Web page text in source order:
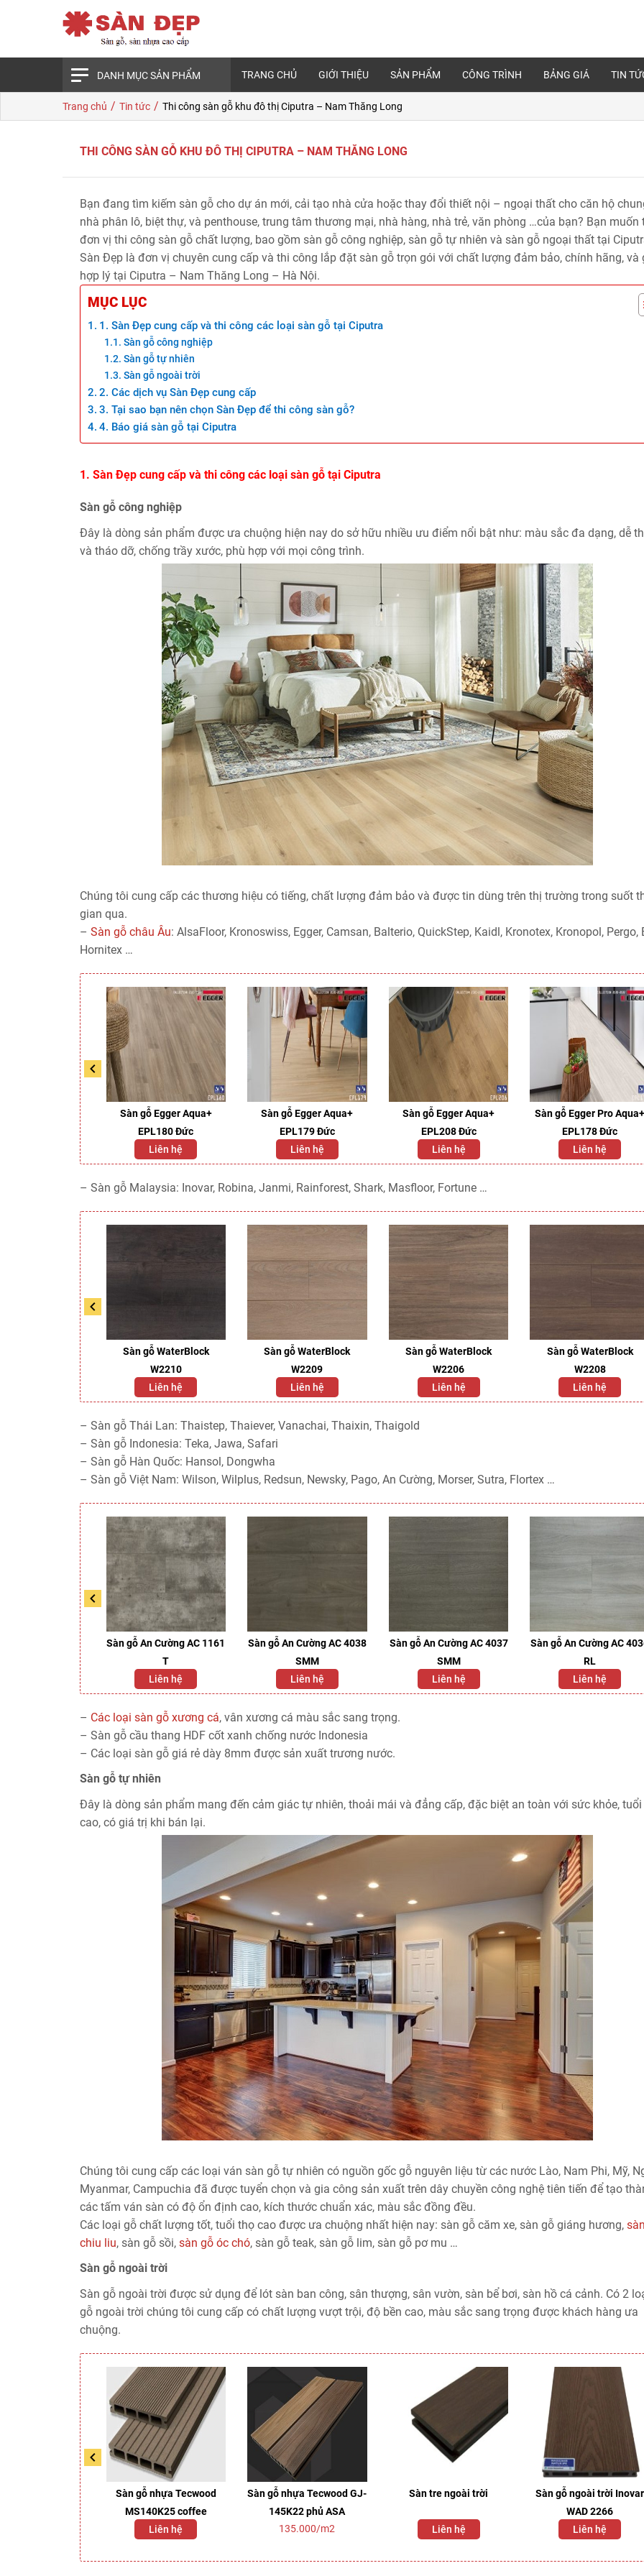
DANH MỤC SẢN PHẨM TRANG CHỦ GIỚI THIỆU SẢN PHẨM CÔNG TRÌNH BẢNG GIÁ TIN
Trang chủ / Tin tức / Thi công sàn gỗ khu đô thị Ciputra – Nam Thăng Long
THI CÔNG SÀN GỖ KHU ĐÔ THỊ CIPUTRA – NAM THĂNG LONG
Bạn đang tìm kiếm sàn gỗ cho dự án mới, cải tạo nhà cửa hoặc thay đổi thiết nội – ngoại thất cho căn hộ
nhà phân lô, biệt thự, và penthouse, trung tâm thương mại, nhà hàng, nhà trẻ, văn phòng …của bạn? Bạn muốn
đơn vị thi công sàn gỗ chất lượng, bao gồm sàn gỗ công nghiệp, sàn gỗ tự nhiên và sàn gỗ ngoại thất tại
Sàn Đẹp là đơn vị chuyên cung cấp và thi công lắp đặt sàn gỗ trọn gói với chất lượng đảm bảo, chính hãng, và
hợp lý tại Ciputra – Nam Thăng Long – Hà Nội.
MỤC LỤC
1. Sàn Đẹp cung cấp và thi công các loại sàn gỗ tại Ciputra
Sàn gỗ công nghiệp
Sàn gỗ tự nhiên
Sàn gỗ ngoài trời
2. Các dịch vụ Sàn Đẹp cung cấp
3. Tại sao bạn nên chọn Sàn Đẹp để thi công sàn gỗ?
4. Báo giá sàn gỗ tại Ciputra
1. Sàn Đẹp cung cấp và thi công các loại sàn gỗ tại Ciputra
Sàn gỗ công nghiệp
Đây là dòng sản phẩm được ưa chuộng hiện nay do sở hữu nhiều ưu điểm nổi bật như: màu sắc đa dạng, dễ
và tháo dỡ, chống trầy xước, phù hợp với mọi công trình.
Chúng tôi cung cấp các thương hiệu có tiếng, chất lượng đảm bảo và được tin dùng trên thị trường trong suốt
gian qua.
– Sàn gỗ châu Âu: AlsaFloor, Kronoswiss, Egger, Camsan, Balterio, QuickStep, Kaidl, Kronotex, Kronopol, Pergo,
Hornitex …
Sàn gỗ Egger Aqua+
EPL180 Đức
Liên hệ
Sàn gỗ Egger Aqua+
EPL179 Đức
Liên hệ
Sàn gỗ Egger Aqua+
EPL208 Đức
Liên hệ
Sàn gỗ Egger Pro Aqua+
EPL178 Đức
Liên hệ
– Sàn gỗ Malaysia: Inovar, Robina, Janmi, Rainforest, Shark, Masfloor, Fortune …
xương cá Floorbit
Sàn gỗ WaterBlock
W2210
Liên hệ
Sàn gỗ WaterBlock
W2209
Liên hệ
Sàn gỗ WaterBlock
W2206
Liên hệ
Sàn gỗ WaterBlock
W2208
Liên hệ
– Sàn gỗ Thái Lan: Thaistep, Thaiever, Vanachai, Thaixin, Thaigold
– Sàn gỗ Indonesia: Teka, Jawa, Safari
– Sàn gỗ Hàn Quốc: Hansol, Dongwha
– Sàn gỗ Việt Nam: Wilson, Wilplus, Redsun, Newsky, Pago, An Cường, Morser, Sutra, Flortex …
Cường AC 4027
Sàn gỗ An Cường AC 1161
T
Liên hệ
Sàn gỗ An Cường AC 4038
SMM
Liên hệ
Sàn gỗ An Cường AC 4037
SMM
Liên hệ
Sàn gỗ An Cường AC
RL
Liên hệ
– Các loại sàn gỗ xương cá, vân xương cá màu sắc sang trọng.
– Sàn gỗ cầu thang HDF cốt xanh chống nước Indonesia
– Các loại sàn gỗ giá rẻ dày 8mm được sản xuất trương nước.
Sàn gỗ tự nhiên
Đây là dòng sản phẩm mang đến cảm giác tự nhiên, thoải mái và đẳng cấp, đặc biệt an toàn với sức khỏe,
cao, có giá trị khi bán lại.
Chúng tôi cung cấp các loại ván sàn gỗ tự nhiên có nguồn gốc gỗ nguyên liệu từ các nước Lào, Nam Phi, Mỹ,
Myanmar, Campuchia đã được tuyển chọn và gia công sản xuất trên dây chuyền công nghệ tiên tiến để tạo
các tấm ván sàn có độ ổn định cao, kích thước chuẩn xác, màu sắc đồng đều.
Các loại gỗ chất lượng tốt, tuổi thọ cao được ưa chuộng nhất hiện nay: sàn gỗ căm xe, sàn gỗ giáng hương,
chiu liu, sàn gỗ sồi, sàn gỗ óc chó, sàn gỗ teak, sàn gỗ lim, sàn gỗ pơ mu …
Sàn gỗ ngoài trời
Sàn gỗ ngoài trời được sử dụng để lót sàn ban công, sân thượng, sân vườn, sàn bể bơi, sàn hồ cá cảnh. Có 2
gỗ ngoài trời chúng tôi cung cấp có chất lượng vượt trội, độ bền cao, màu sắc sang trọng được khách hàng ưa
chuộng.
Sàn gỗ nhựa Tecwood
MS140K25 coffee
Liên hệ
Sàn gỗ nhựa Tecwood GJ-
145K22 phủ ASA
135.000/m2
Sàn tre ngoài trời
Liên hệ
Sàn gỗ ngoài trời Inovar
WAD 2266
Liên hệ